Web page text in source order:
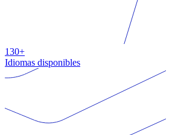
130+
Idiomas disponibles